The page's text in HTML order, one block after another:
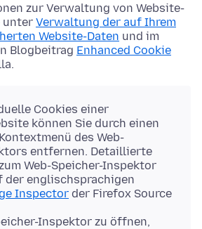
zur Verwaltung von Website-
unter Verwaltung der auf Ihrem
Website-Daten und im
Blogbeitrag Enhanced Cookie
Cookies einer
können Sie durch einen
des Web-
entfernen. Detaillierte
Web-Speicher-Inspektor
der englischsprachigen
Inspector der Firefox Source
Inspektor zu öffnen,